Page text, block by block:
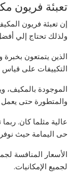
تعبئة فريون
إن تعبئة فريون
ولذلك تحتاج إلي
الذين يتمتعون
التكييفات على قياس
الموجودة بالمكيف،
والمتطورة حتى يعمل
عالية مثلما كان.
حى اليمامة حيث
الأسعار المنافسة
لجميع الإمكانيات.